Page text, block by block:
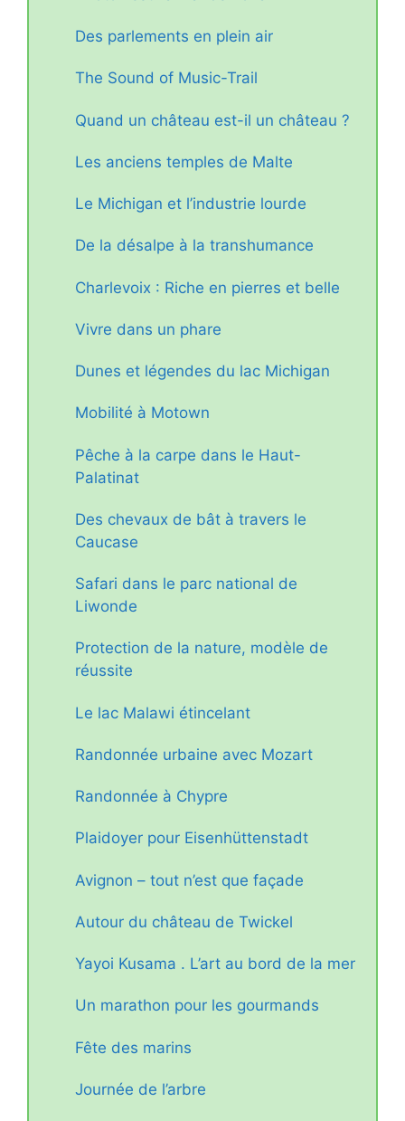
Des parlements en plein air
The Sound of Music-Trail
Quand un château est-il un château ?
Les anciens temples de Malte
Le Michigan et l’industrie lourde
De la désalpe à la transhumance
Charlevoix : Riche en pierres et belle
Vivre dans un phare
Dunes et légendes du lac Michigan
Mobilité à Motown
Pêche à la carpe dans le Haut-
Palatinat
Des chevaux de bât à travers le
Caucase
Safari dans le parc national de
Liwonde
Protection de la nature, modèle de
réussite
Le lac Malawi étincelant
Randonnée urbaine avec Mozart
Randonnée à Chypre
Plaidoyer pour Eisenhüttenstadt
Avignon – tout n’est que façade
Autour du château de Twickel
Yayoi Kusama . L’art au bord de la mer
Un marathon pour les gourmands
Fête des marins
Journée de l’arbre